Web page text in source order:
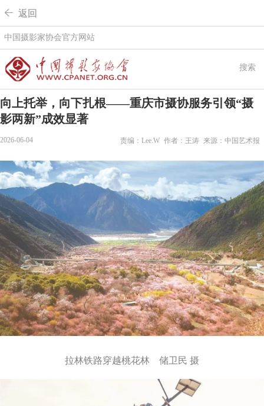
 返回
中国摄影家协会官方网站
搜索
向上托举，向下扎根——重庆市摄协服务引领“摄
影两新”成效显著
2026-06-04 来源：中国艺术报
作者：王涛
责编：Lee.W
拉林铁路穿越桃花林 储卫民 摄